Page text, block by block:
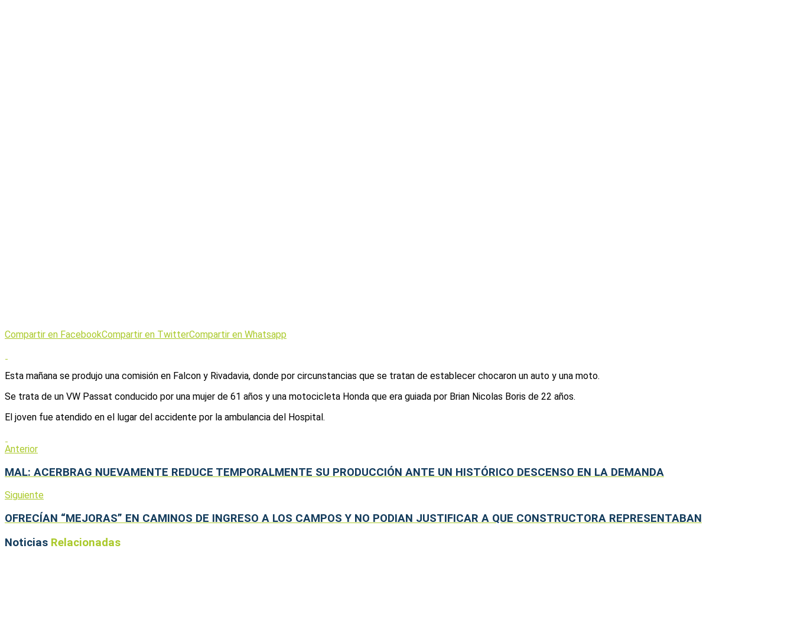
Compartir en FacebookCompartir en TwitterCompartir en Whatsapp
Esta mañana se produjo una comisión en Falcon y Rivadavia, donde por circunstancias que se tratan de establecer chocaron un auto y una moto.
Se trata de un VW Passat conducido por una mujer de 61 años y una motocicleta Honda que era guiada por Brian Nicolas Boris de 22 años.
El joven fue atendido en el lugar del accidente por la ambulancia del Hospital.
Anterior
MAL: ACERBRAG NUEVAMENTE REDUCE TEMPORALMENTE SU PRODUCCIÓN ANTE UN HISTÓRICO DESCENSO EN LA DEMANDA
Siguiente
OFRECÍAN “MEJORAS” EN CAMINOS DE INGRESO A LOS CAMPOS Y NO PODIAN JUSTIFICAR A QUE CONSTRUCTORA REPRESENTABAN
Noticias Relacionadas